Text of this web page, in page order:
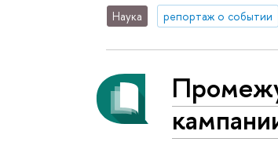
Наука репортаж о событии